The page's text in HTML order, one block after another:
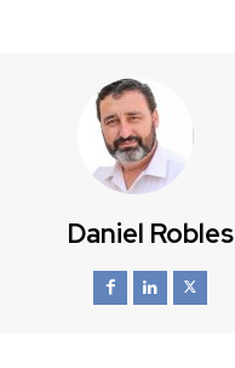
Daniel Robles